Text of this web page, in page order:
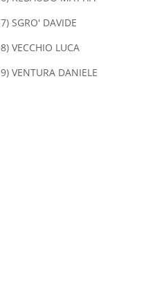
7) SGRO' DAVIDE
8) VECCHIO LUCA
9) VENTURA DANIELE